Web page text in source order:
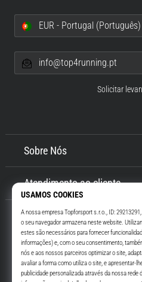
Há mais de 16 anos que te
rápido. Connosco.
Sobre Nós
Atendimento ao cliente
EUR - Portugal (Português)
info@top4running.pt
Solicitar